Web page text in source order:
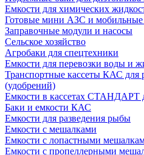
Емкости для химических
Готовые мини АЗС и
Заправочные модули и насосы
Сельское хозяйство
Агробаки для спецтехники
Емкости для перевозки воды и
Транспортные кассеты КАС для
(удобрений)
Емкости в кассетах СТАНДАРТ
Баки и емкости КАС
Емкости для разведения рыбы
Емкости с мешалками
Емкости с лопастными
Емкости с пропеллерными